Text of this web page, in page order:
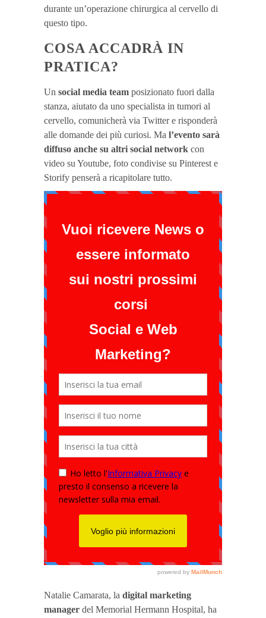
durante un’operazione chirurgica al cervello di
questo tipo.
COSA ACCADRÀ IN
PRATICA?
Un social media team posizionato fuori dalla
stanza, aiutato da uno specialista in tumori al
cervello, comunicherà via Twitter e risponderà
alle domande dei più curiosi. Ma l’evento sarà
diffuso anche su altri social network con
video su Youtube, foto condivise su Pinterest e
Storify penserà a ricapitolare tutto.
Natalie Camarata, la digital marketing
manager del Memorial Hermann Hospital, ha